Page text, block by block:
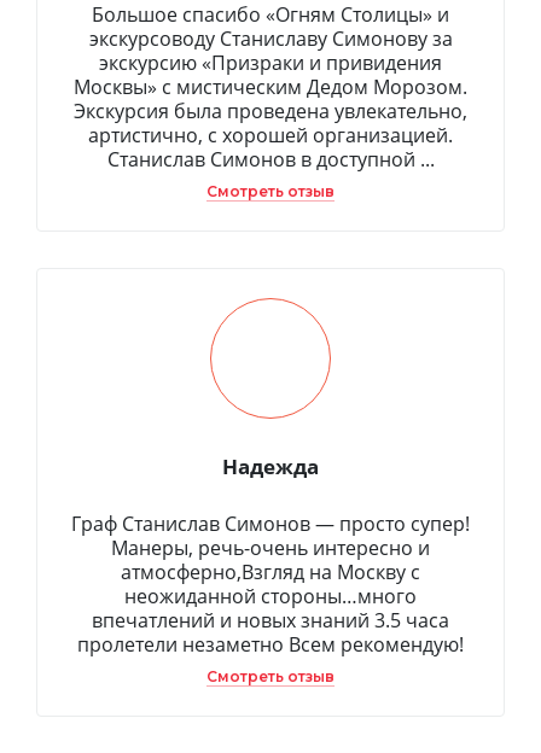
Большое спасибо «Огням Столицы» и
экскурсоводу Станиславу Симонову за
экскурсию «Призраки и привидения
Москвы» с мистическим Дедом Морозом.
Экскурсия была проведена увлекательно,
артистично, с хорошей организацией.
Станислав Симонов в доступной ...
Смотреть отзыв
Надежда
Граф Станислав Симонов — просто супер!
Манеры, речь-очень интересно и
атмосферно,Взгляд на Москву с
неожиданной стороны…много
впечатлений и новых знаний 3.5 часа
пролетели незаметно Всем рекомендую!
Смотреть отзыв